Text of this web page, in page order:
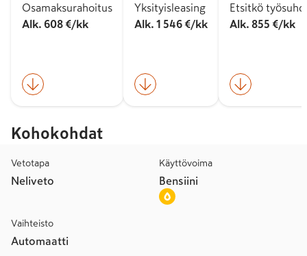
Osamaksurahoitus
Alk. 608 €/kk
Yksityisleasing
Alk. 1 546 €/kk
Etsitkö
Alk. 855 €/kk
Kohokohdat
Vetotapa
Neliveto
Käyttövoima
Bensiini
Vaihteisto
Automaatti